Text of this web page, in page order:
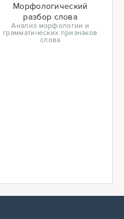
Морфологический
разбор слова
Анализ морфологии и
грамматических признаков
слова